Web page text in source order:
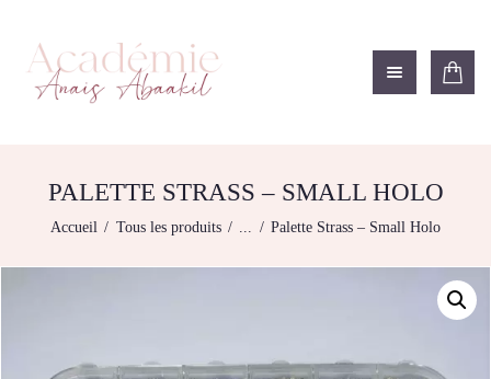
PALETTE STRASS – SMALL HOLO
Accueil Tous les produits ... Palette Strass – Small Holo
ACADÉMIE ANAÏS ABAAKIL
Formation et shop Indigo
NOS FORMATIONS
FORMATIONS
BOUTIQUE
MODÈLE